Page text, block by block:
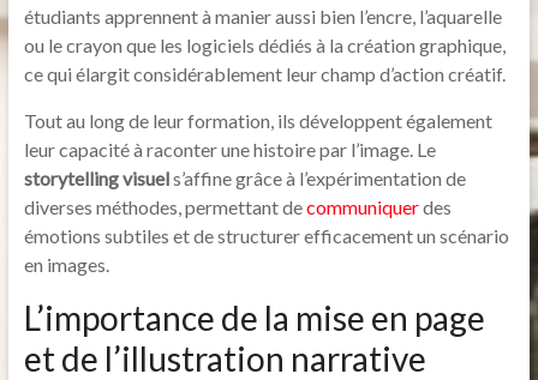
étudiants apprennent à manier aussi bien l’encre, l’aquarelle
ou le crayon que les logiciels dédiés à la création graphique,
ce qui élargit considérablement leur champ d’action créatif.
Tout au long de leur formation, ils développent également
leur capacité à raconter une histoire par l’image. Le
storytelling visuels’affine grâce à l’expérimentation de
diverses méthodes, permettant decommuniquerdes
émotions subtiles et de structurer efficacement un scénario
en images.
L’importance de la mise en page
et de l’illustration narrative